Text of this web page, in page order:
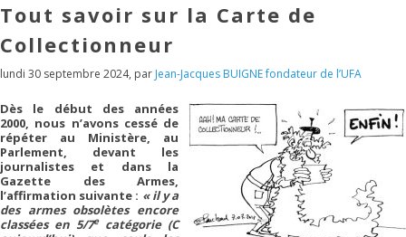
Tout savoir sur la Carte de
Collectionneur
lundi 30 septembre 2024, par Jean-Jacques BUIGNE fondateur de l’UFA
Dès le début des années
2000, nous n’avons cessé de
répéter au Ministère, au
Parlement, devant les
journalistes et dans la
Gazette des Armes,
l’affirmation suivante : « il y a
des armes obsolètes encore
classées en 5/7ecatégorie (C